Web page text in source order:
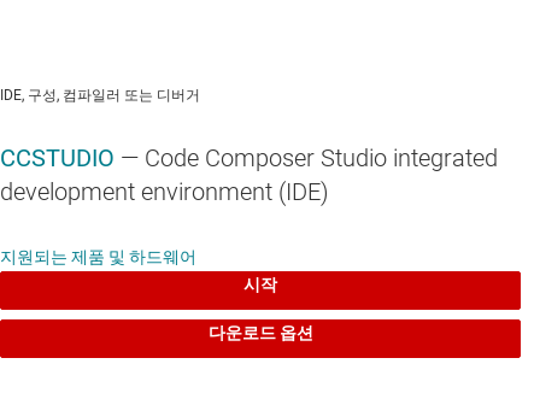
IDE, 구성, 컴파일러 또는 디버거
CCSTUDIO — Code Composer Studio integrated
development environment (IDE)
지원되는 제품 및 하드웨어
시작
다운로드 옵션